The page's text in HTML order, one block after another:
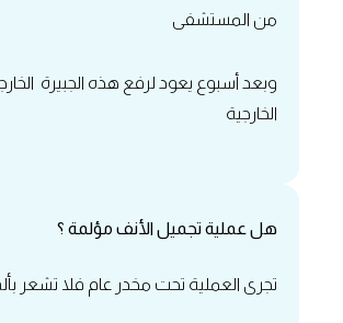
من المستشفى
وبعد أسبوع يعود لرفع هذه الجبيرة
الخارجية
‏هل عملية تجميل الأنف مؤلمة ؟
‏تجرى العملية تحت مخدر عام فلا تشعر